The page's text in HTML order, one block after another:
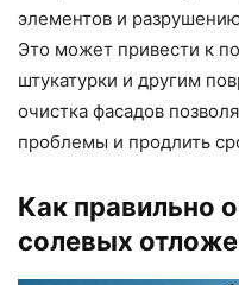
элементов и
Это может привести к
штукатурки и другим
очистка фасадов
проблемы и продлить
Как правильно
солевых